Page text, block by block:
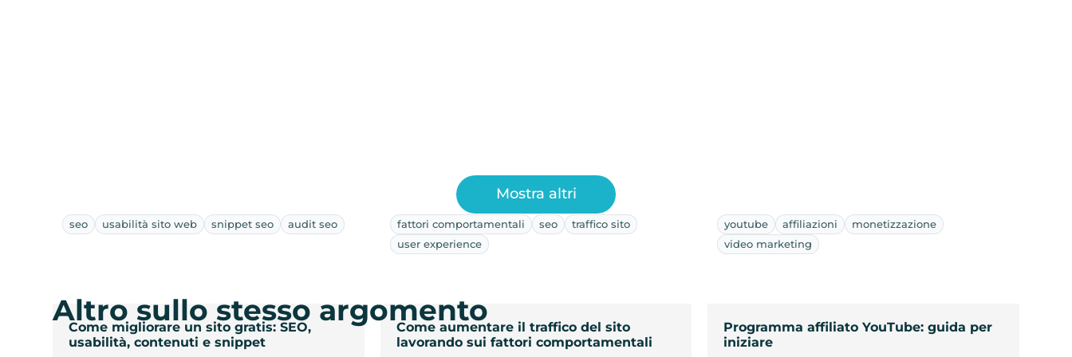
seo usabilità sito web snippet seo audit seo
Come migliorare un sito gratis: SEO,
usabilità, contenuti e snippet
fattori comportamentali seo
traffico sito
user experience
Come aumentare il traffico del sito
lavorando sui fattori comportamentali
youtube affiliazioni
monetizzazione
video marketing
Programma affiliato YouTube: guida per
iniziare
Mostra altri
Altro sullo stesso argomento